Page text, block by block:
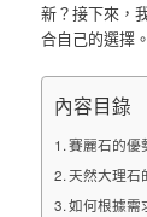
新？接下來，
合自己的選擇。
內容目錄
賽麗石的優
天然大理石
如何根據需